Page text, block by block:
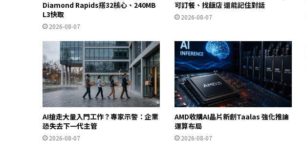
Diamond Rapids搭32核心、240MB
L3快取
2026-08-07
可訂餐、找飯店 還能記住對話
2026-08-07
AI搶走大量入門工作？專家示警：企業
恐失去下一代主管
2026-08-07
AMD收購AI晶片新創Taalas 強化推論
運算布局
2026-08-07